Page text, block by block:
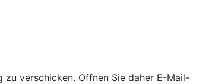
zu verschicken. Öffnen Sie daher E-Mail-